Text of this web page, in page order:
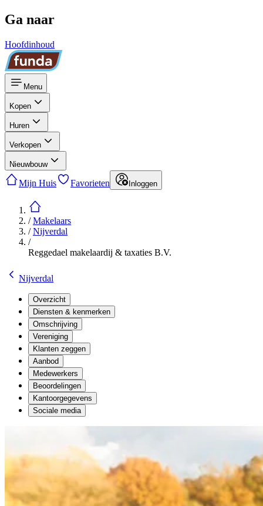
Ga naar
Hoofdinhoud
Menu
Kopen
Huren
Verkopen
Nieuwbouw
Mijn Huis Favorieten Inloggen
/Makelaars
/Nijverdal
/
Reggedael makelaardij & taxaties B.V.
Nijverdal
Overzicht
Diensten & kenmerken
Omschrijving
Vereniging
Klanten zeggen
Aanbod
Medewerkers
Beoordelingen
Kantoorgegevens
Sociale media